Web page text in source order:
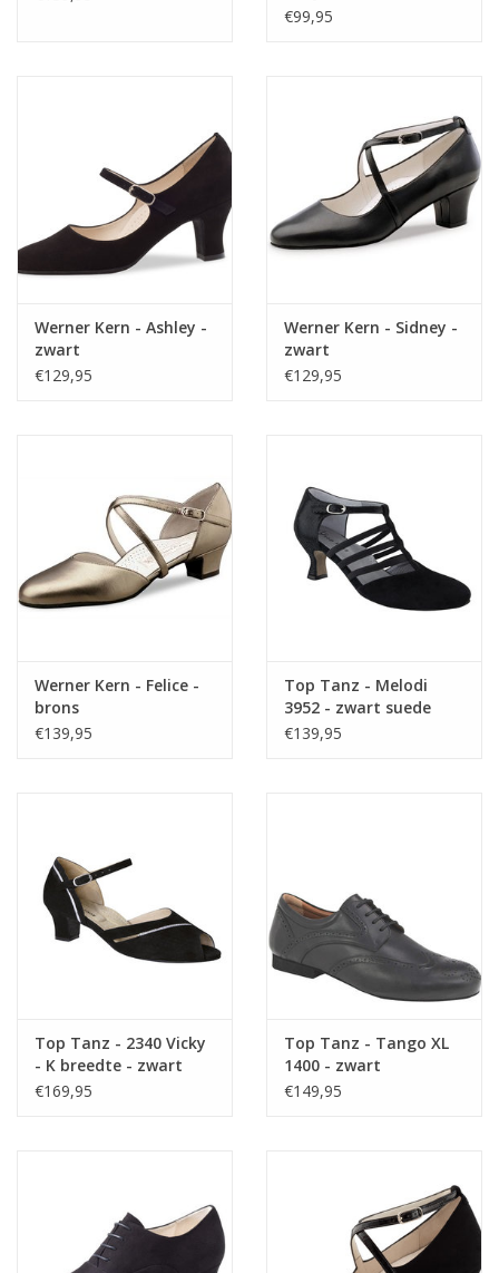
€99,95
Werner Kern - Ashley -
zwart
€129,95
Werner Kern - Sidney -
zwart
€129,95
Werner Kern - Felice -
brons
€139,95
Top Tanz - Melodi
3952 - zwart suede
€139,95
Top Tanz - 2340 Vicky
- K breedte - zwart
suede
€169,95
Top Tanz - Tango XL
1400 - zwart
€149,95